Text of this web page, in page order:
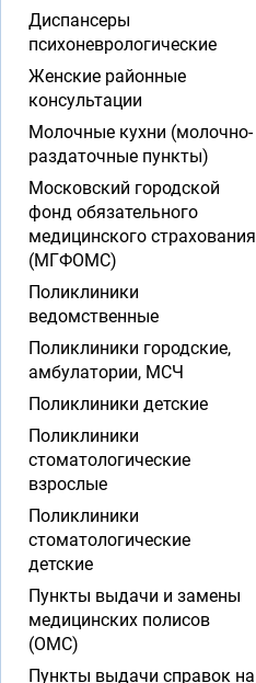
Диспансеры
психоневрологические
Женские районные
консультации
Молочные кухни (молочно-
раздаточные пункты)
Московский городской
фонд обязательного
медицинского страхования
(МГФОМС)
Поликлиники
ведомственные
Поликлиники городские,
амбулатории, МСЧ
Поликлиники детские
Поликлиники
стоматологические
взрослые
Поликлиники
стоматологические
детские
Пункты выдачи и замены
медицинских полисов
(ОМС)
Пункты выдачи справок на